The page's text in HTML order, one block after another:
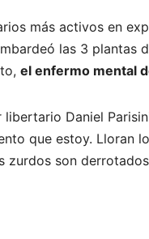
más activos en
las 3 plantas
el enfermo mental
Daniel
que estoy. Lloran
zurdos son